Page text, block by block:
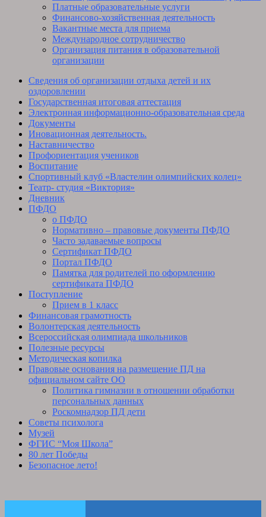
Платные образовательные услуги
Финансово-хозяйственная деятельность
Вакантные места для приема
Международное сотрудничество
Организация питания в образовательной
организации
Сведения об организации отдыха детей и их
оздоровлении
Государственная итоговая аттестация
Электронная информационно-образовательная среда
Документы
Иновационная деятельность.
Наставничество
Профориентация учеников
Воспитание
Спортивный клуб «Властелин олимпийских колец»
Театр- студия «Виктория»
Дневник
ПФДО
о ПФДО
Нормативно – правовые документы ПФДО
Часто задаваемые вопросы
Сертификат ПФДО
Портал ПФДО
Памятка для родителей по оформлению
сертификата ПФДО
Поступление
Прием в 1 класс
Финансовая грамотность
Волонтерская деятельность
Всероссийская олимпиада школьников
Полезные ресурсы
Методическая копилка
Правовые основания на размещение ПД на
официальном сайте ОО
Политика гимназии в отношении обработки
персональных данных
Роскомнадзор ПД дети
Советы психолога
Музей
ФГИС “Моя Школа”
80 лет Победы
Безопасное лето!